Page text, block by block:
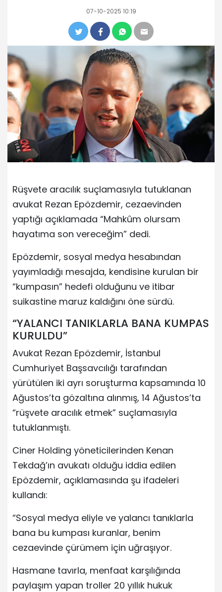
07-10-2025 10:19
Rüşvete aracılık suçlamasıyla tutuklanan
avukat Rezan Epözdemir, cezaevinden
yaptığı açıklamada “Mahkûm olursam
hayatıma son vereceğim” dedi.
Epözdemir, sosyal medya hesabından
yayımladığı mesajda, kendisine kurulan bir
“kumpasın” hedefi olduğunu ve itibar
suikastine maruz kaldığını öne sürdü.
“YALANCI TANIKLARLA BANA KUMPAS
KURULDU”
Avukat Rezan Epözdemir, İstanbul
Cumhuriyet Başsavcılığı tarafından
yürütülen iki ayrı soruşturma kapsamında 10
Ağustos’ta gözaltına alınmış, 14 Ağustos’ta
“rüşvete aracılık etmek” suçlamasıyla
tutuklanmıştı.
Ciner Holding yöneticilerinden Kenan
Tekdağ’ın avukatı olduğu iddia edilen
Epözdemir, açıklamasında şu ifadeleri
kullandı:
“Sosyal medya eliyle ve yalancı tanıklarla
bana bu kumpası kuranlar, benim
cezaevinde çürümem için uğraşıyor.
Hasmane tavırla, menfaat karşılığında
paylaşım yapan troller 20 yıllık hukuk